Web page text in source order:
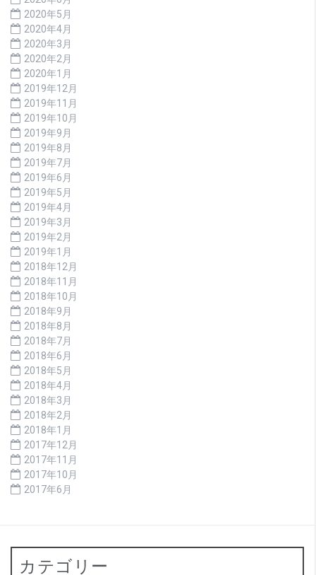
2020年5月
2020年4月
2020年3月
2020年2月
2020年1月
2019年12月
2019年11月
2019年10月
2019年9月
2019年8月
2019年7月
2019年6月
2019年5月
2019年4月
2019年3月
2019年2月
2019年1月
2018年12月
2018年11月
2018年10月
2018年9月
2018年8月
2018年7月
2018年6月
2018年5月
2018年4月
2018年3月
2018年2月
2018年1月
2017年12月
2017年11月
2017年10月
2017年6月
カテゴリー